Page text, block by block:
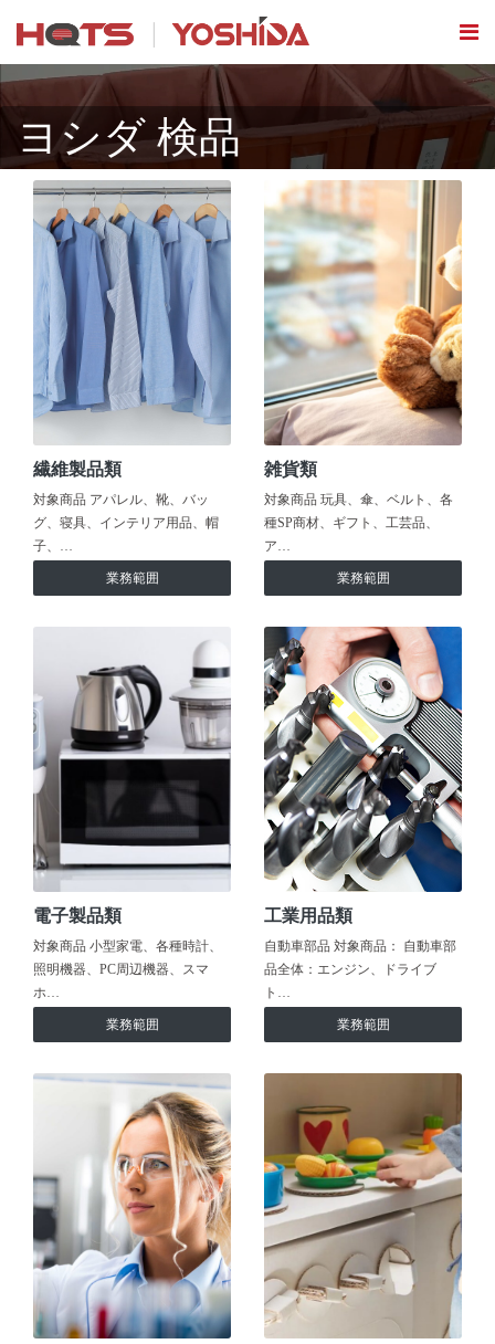
ヨシダ 検品
繊維製品類
対象商品 アパレル、靴、バッ
グ、寝具、インテリア用品、帽
子、…
業務範囲
雑貨類
対象商品 玩具、傘、ベルト、各
種SP商材、ギフト、工芸品、
ア…
業務範囲
電子製品類
対象商品 小型家電、各種時計、
照明機器、PC周辺機器、スマ
ホ…
業務範囲
工業用品類
自動車部品 対象商品： 自動車部
品全体：エンジン、ドライブ
ト…
業務範囲